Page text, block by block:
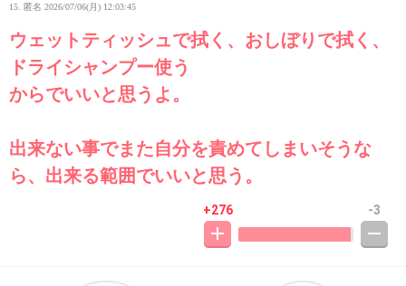
15. 匿名 2026/07/06(月) 12:03:45
ウェットティッシュで拭く、おしぼりで拭く、
ドライシャンプー使う
からでいいと思うよ。
出来ない事でまた自分を責めてしまいそうな
ら、出来る範囲でいいと思う。
+276 -3